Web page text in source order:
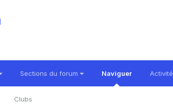
Sections du forum Naviguer
Clubs
Activité